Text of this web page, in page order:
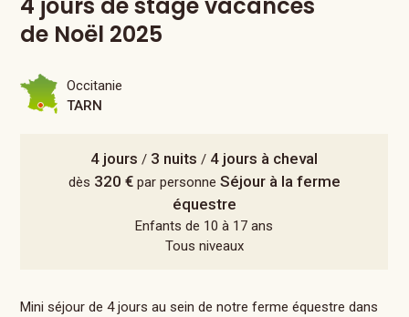
de Noël 2025
4 jours / 3 nuits / 4 jours à cheval
dès 320 €par personne Séjour à la ferme
équestre
Enfants de 10 à 17 ans
Tous niveaux
Occitanie
TARN
Mini séjour de 4 jours au sein de notre ferme équestre dans